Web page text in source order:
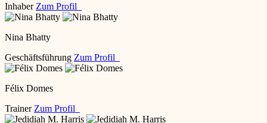
Inhaber Zum Profil
Nina Bhatty
Geschäftsführung Zum Profil
Félix Domes
Trainer Zum Profil